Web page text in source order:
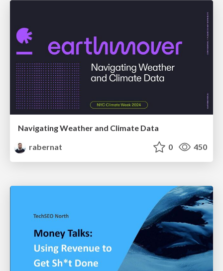
Navigating Weather and Climate Data
rabernat
0 450